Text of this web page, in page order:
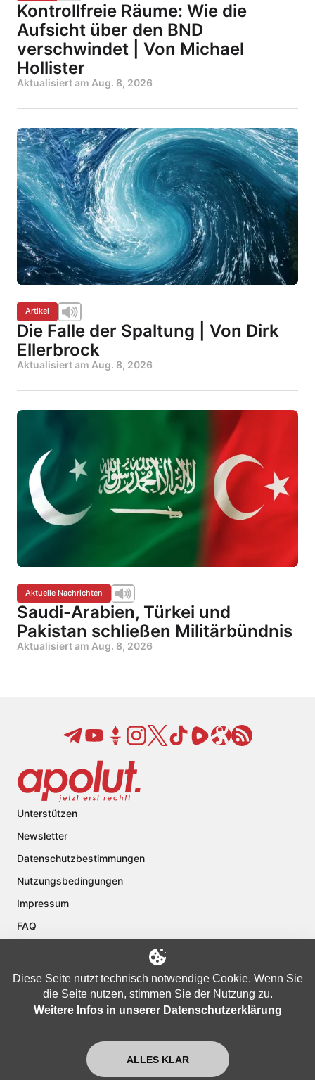
Kontrollfreie Räume: Wie die
Aufsicht über den BND
verschwindet | Von Michael
Hollister
Aktualisiert am Aug. 8, 2026
Artikel
Die Falle der Spaltung | Von Dirk
Ellerbrock
Aktualisiert am Aug. 8, 2026
Aktuelle Nachrichten
Saudi-Arabien, Türkei und
Pakistan schließen Militärbündnis
Aktualisiert am Aug. 8, 2026
Unterstützen
Newsletter
Datenschutzbestimmungen
Nutzungsbedingungen
Impressum
FAQ
Copyright © 2024 apolut | Jetzt erst recht!. Published apolut Creatives
Diese Seite nutzt technisch notwendige Cookie. Wenn Sie
die Seite nutzen, stimmen Sie der Nutzung zu.
Weitere Infos in unserer Datenschutzerklärung
ALLES KLAR